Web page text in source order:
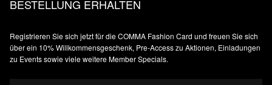
BESTELLUNG ERHALTEN
Registrieren Sie sich jetzt für die COMMA Fashion Card und freuen Sie sich
über ein 10% Willkommensgeschenk, Pre-Access zu Aktionen, Einladungen
zu Events sowie viele weitere Member Specials.